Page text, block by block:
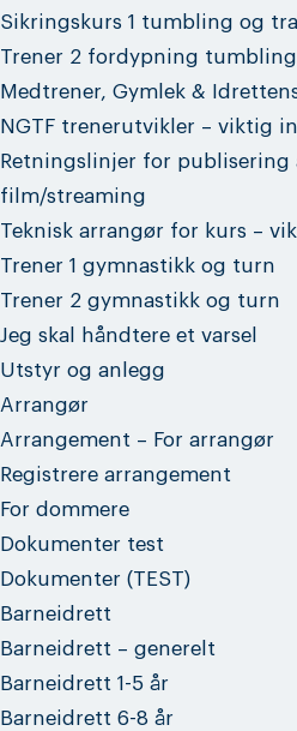
Sikringskurs 1 tumbling og
Trener 2 fordypning
Medtrener, Gymlek &
NGTF trenerutvikler – viktig
Retningslinjer for publisering
film/streaming
Teknisk arrangør for kurs –
Trener 1 gymnastikk og turn
Trener 2 gymnastikk og turn
Jeg skal håndtere et varsel
Utstyr og anlegg
Arrangør
Arrangement – For arrangør
Registrere arrangement
For dommere
Dokumenter test
Dokumenter (TEST)
Barneidrett
Barneidrett – generelt
Barneidrett 1-5 år
Barneidrett 6-8 år